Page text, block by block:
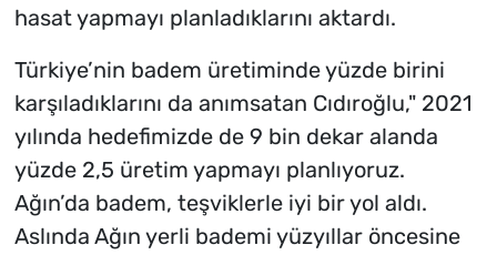
hasat yapmayı planladıklarını aktardı.
Türkiye’nin badem üretiminde yüzde birini
karşıladıklarını da anımsatan Cıdıroğlu," 2021
yılında hedefimizde de 9 bin dekar alanda
yüzde 2,5 üretim yapmayı planlıyoruz.
Ağın’da badem, teşviklerle iyi bir yol aldı.
Aslında Ağın yerli bademi yüzyıllar öncesine